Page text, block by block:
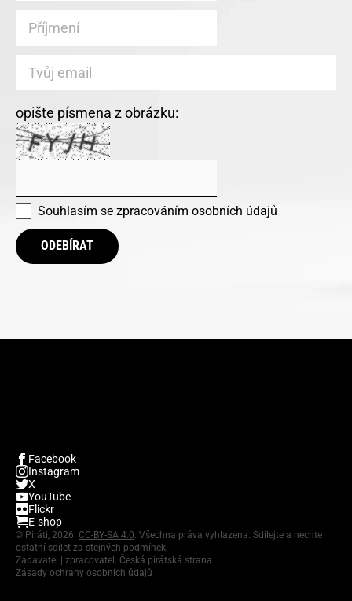
opište písmena z obrázku:
Souhlasím se zpracováním osobních údajů
ODEBÍRAT
Facebook
Instagram
X
YouTube
Flickr
E-shop
© Piráti, 2026. CC-BY-SA 4.0. Všechna práva vyhlazena. Sdílejte a nechte
ostatní sdílet za stejných podmínek.
Zadavatel | zpracovatel: Česká pirátská strana
Zásady ochrany osobních údajů